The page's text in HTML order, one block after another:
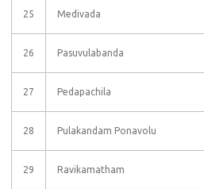
25 Medivada
26 Pasuvulabanda
27 Pedapachila
28 Pulakandam Ponavolu
29 Ravikamatham